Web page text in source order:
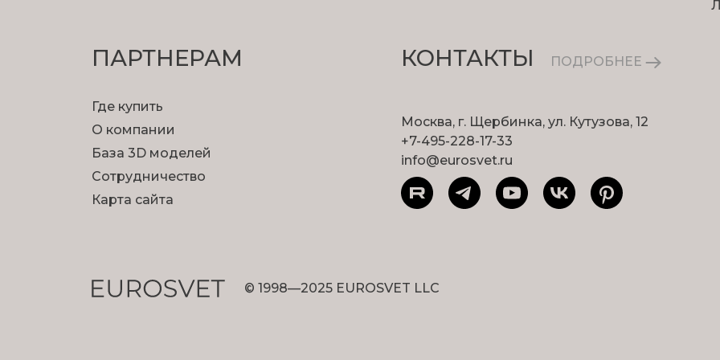
ПАРТНЕРАМ
Где купить
О компании
База 3D моделей
Сотрудничество
Карта сайта
КОНТАКТЫ ПОДРОБНЕЕ
Москва, г. Щербинка, ул. Кутузова, 12
+7-495-228-17-33
info@eurosvet.ru
© 1998—2025 EUROSVET LLC